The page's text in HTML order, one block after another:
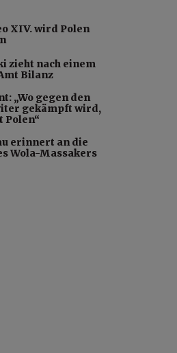
УКРАЇНСЬКА
XIV. wird Polen
zieht nach einem
Bilanz
„Wo gegen den
gekämpft wird,
Polen“
erinnert an die
Wola-Massakers